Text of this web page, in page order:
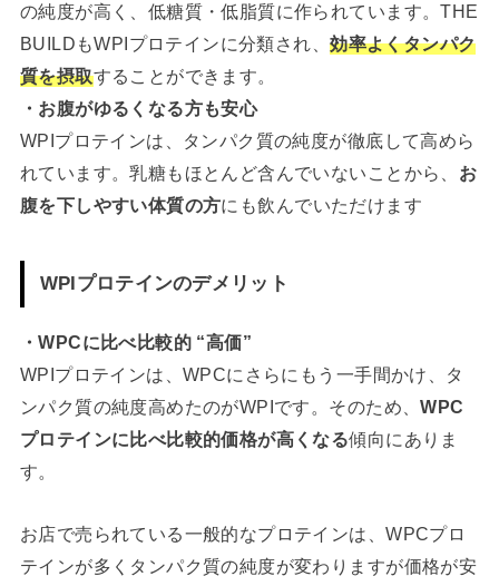
の純度が高く、低糖質・低脂質に作られています。THE
BUILDもWPIプロテインに分類され、効率よくタンパク
質を摂取することができます。
・お腹がゆるくなる方も安心
WPIプロテインは、タンパク質の純度が徹底して高めら
れています。乳糖もほとんど含んでいないことから、 お
腹を下しやすい体質の方にも飲んでいただけます
WPIプロテインのデメリット
・WPCに比べ比較的 “高価”
WPIプロテインは、WPCにさらにもう一手間かけ、タ
ンパク質の純度高めたのがWPIです。そのため、WPC
プロテインに比べ比較的価格が高くなる傾向にありま
す。
お店で売られている一般的なプロテインは、WPCプロ
テインが多くタンパク質の純度が変わりますが価格が安